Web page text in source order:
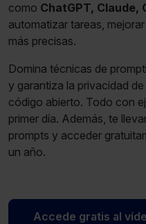
como ChatGPT, Claude,
automatizar tareas,
más precisas.
Domina técnicas de
y garantiza la privacidad
código abierto. Todo con
primer día. Además, te
prompts y acceder
un año.
Accede gratis al